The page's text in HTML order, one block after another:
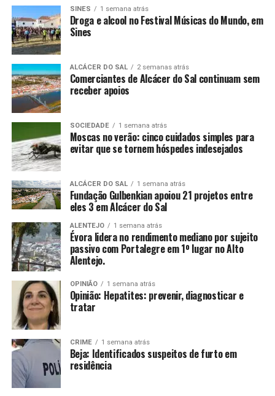
SINES 1 semana atrás
Droga e alcool no Festival Músicas do Mundo, em
Sines
ALCÁCER DO SAL 2 semanas atrás
Comerciantes de Alcácer do Sal continuam sem
receber apoios
SOCIEDADE 1 semana atrás
Moscas no verão: cinco cuidados simples para
evitar que se tornem hóspedes indesejados
ALCÁCER DO SAL 1 semana atrás
Fundação Gulbenkian apoiou 21 projetos entre
eles 3 em Alcácer do Sal
ALENTEJO 1 semana atrás
Évora lidera no rendimento mediano por sujeito
passivo com Portalegre em 1º lugar no Alto
Alentejo.
OPINIÃO 1 semana atrás
Opinião: Hepatites: prevenir, diagnosticar e
tratar
CRIME 1 semana atrás
Beja: Identificados suspeitos de furto em
residência